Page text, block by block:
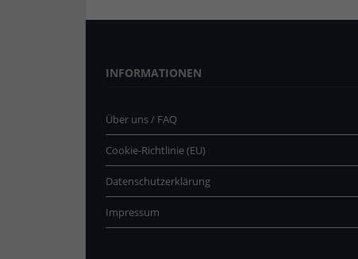
INFORMATIONEN
Über uns / FAQ
Cookie-Richtlinie (EU)
Datenschutzerklärung
Impressum